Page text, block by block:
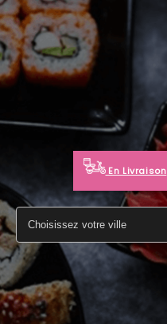
ACCUEIL
LA CARTE
VOTRE COMPTE
NOTRE RESTAURANT
MENTIONS LÉGALES
C.G.V
En Livraison